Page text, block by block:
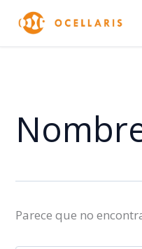
contenido
Parece que no